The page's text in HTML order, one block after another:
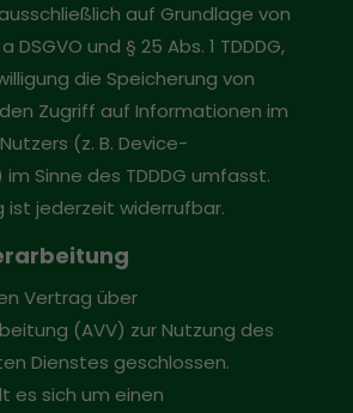
auf Grundlage von
DSGVO und § 25 Abs. 1 TDDDG,
die Speicherung von
Zugriff auf Informationen im
(z. B. Device-
Sinne des TDDDG umfasst.
ist jederzeit widerrufbar.
Vertrag über
(AVV) zur Nutzung des
Dienstes geschlossen.
es sich um einen